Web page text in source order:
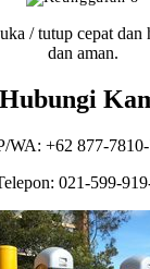
/ tutup cepat dan
dan aman.
Hubungi
WA: +62 877-
021-599-